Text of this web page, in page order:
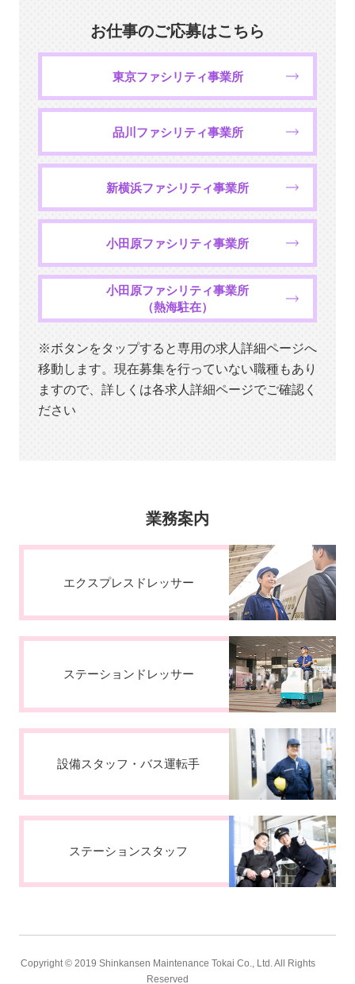
お仕事のご応募はこちら
東京ファシリティ事業所
品川ファシリティ事業所
新横浜ファシリティ事業所
小田原ファシリティ事業所
小田原ファシリティ事業所
（熱海駐在）
※ボタンをタップすると専用の求人詳細ページへ
移動します。現在募集を行っていない職種もあり
ますので、詳しくは各求人詳細ページでご確認く
ださい
業務案内
エクスプレスドレッサー
ステーションドレッサー
設備スタッフ・バス運転手
ステーションスタッフ
Copyright © 2019 Shinkansen Maintenance Tokai Co., Ltd. All Rights
Reserved